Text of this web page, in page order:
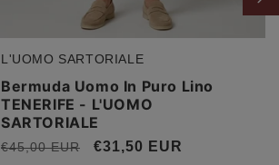
Produttore:
L'UOMO SARTORIALE
Bermuda Uomo In Puro Lino
TENERIFE - L'UOMO
SARTORIALE
Prezzo
€45,00 EUR
Prezzo
€31,50 EUR